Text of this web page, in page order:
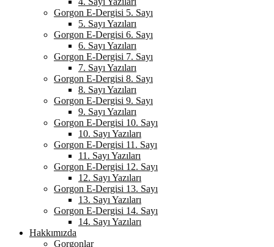
Gorgon E-Dergisi 5. Sayı
5. Sayı Yazıları
Gorgon E-Dergisi 6. Sayı
6. Sayı Yazıları
Gorgon E-Dergisi 7. Sayı
7. Sayı Yazıları
Gorgon E-Dergisi 8. Sayı
8. Sayı Yazıları
Gorgon E-Dergisi 9. Sayı
9. Sayı Yazıları
Gorgon E-Dergisi 10. Sayı
10. Sayı Yazıları
Gorgon E-Dergisi 11. Sayı
11. Sayı Yazıları
Gorgon E-Dergisi 12. Sayı
12. Sayı Yazıları
Gorgon E-Dergisi 13. Sayı
13. Sayı Yazıları
Gorgon E-Dergisi 14. Sayı
14. Sayı Yazıları
Hakkımızda
Gorgonlar